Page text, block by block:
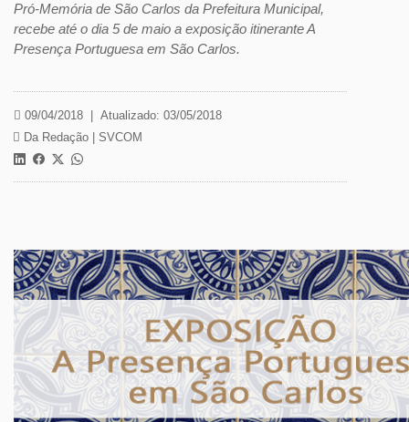
Pró-Memória de São Carlos da Prefeitura Municipal,
recebe até o dia 5 de maio a exposição itinerante A
Presença Portuguesa em São Carlos.
09/04/2018
Atualizado: 03/05/2018
Da Redação | SVCOM